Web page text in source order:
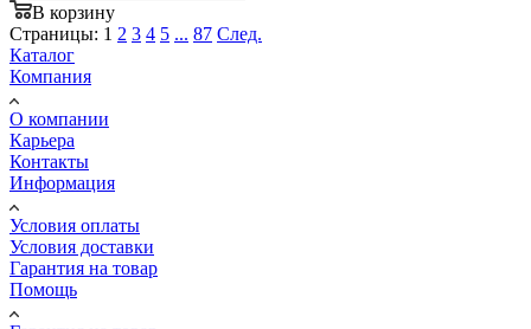
В корзину
Страницы: 1 2 3 4 5 ... 87 След.
Каталог
Компания
О компании
Карьера
Контакты
Информация
Условия оплаты
Условия доставки
Гарантия на товар
Помощь